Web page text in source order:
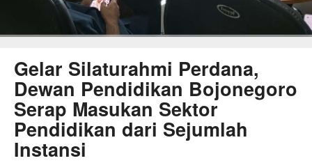
Gelar Silaturahmi Perdana,
Dewan Pendidikan Bojonegoro
Serap Masukan Sektor
Pendidikan dari Sejumlah
Instansi